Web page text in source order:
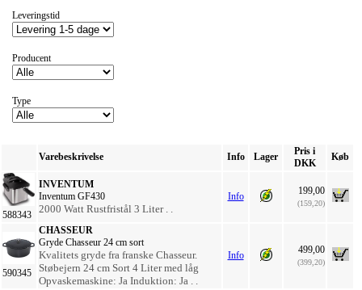
Leveringstid
Producent
Type
Varebeskrivelse Info Lager
Pris i
DKK
Køb
588343
INVENTUM
Inventum GF430
2000 Watt Rustfristål 3 Liter . .
Info 199,00
(159,20)
590345
CHASSEUR
Gryde Chasseur 24 cm sort
Kvalitets gryde fra franske Chasseur.
Støbejern 24 cm Sort 4 Liter med låg
Opvaskemaskine: Ja Induktion: Ja . .
Info 499,00
(399,20)